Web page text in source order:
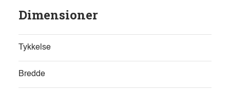
Dimensioner
Tykkelse
Bredde